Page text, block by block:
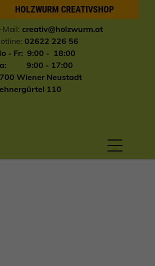
HOLZWURM CREATIVSHOP
Mail: creativ@holzwurm.at
02622 226 56
- Fr: 9:00 - 18:00
9:00 - 17:00
Wiener Neustadt
110